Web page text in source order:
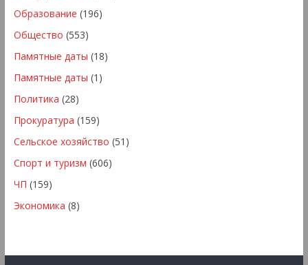
Образование (196)
Общество (553)
Памятные даты (18)
Памятные даты (1)
Политика (28)
Прокуратура (159)
Сельское хозяйство (51)
Спорт и туризм (606)
ЧП (159)
Экономика (8)